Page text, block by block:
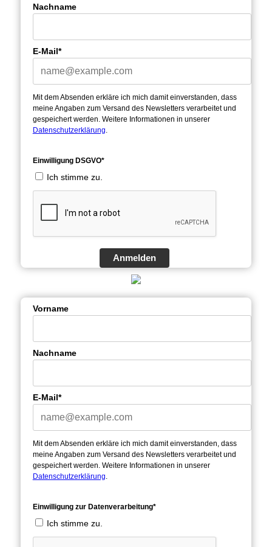
Nachname
E-Mail*
Mit dem Absenden erkläre ich mich damit einverstanden, dass
meine Angaben zum Versand des Newsletters verarbeitet und
gespeichert werden. Weitere Informationen in unserer
Datenschutzerklärung
Einwilligung DSGVO*
Ich stimme zu.
Anmelden
Vorname
Nachname
E-Mail*
Mit dem Absenden erkläre ich mich damit einverstanden, dass
meine Angaben zum Versand des Newsletters verarbeitet und
gespeichert werden. Weitere Informationen in unserer
Datenschutzerklärung.
Einwilligung zur Datenverarbeitung*
Ich stimme zu.